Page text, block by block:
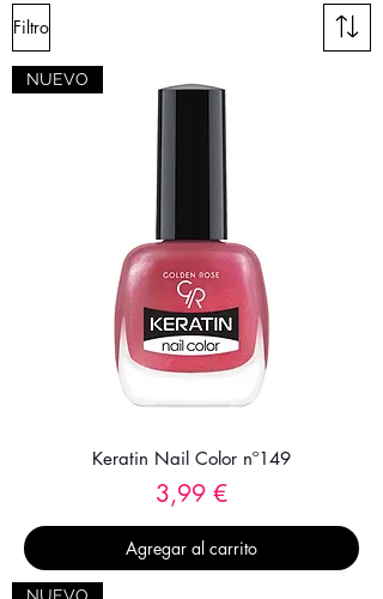
Filtro
NUEVO
Keratin Nail Color nº149
Precio
3,99 €
Agregar al carrito